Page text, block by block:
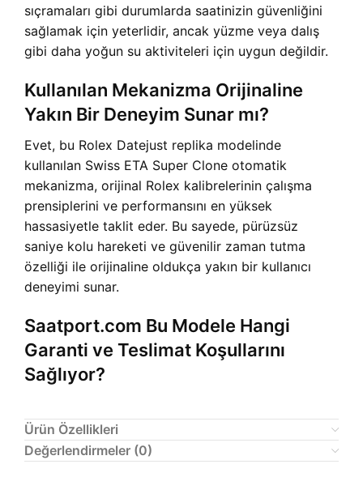
sıçramaları gibi durumlarda saatinizin güvenliğini
sağlamak için yeterlidir, ancak yüzme veya dalış
gibi daha yoğun su aktiviteleri için uygun değildir.
Kullanılan Mekanizma Orijinaline
Yakın Bir Deneyim Sunar mı?
Evet, bu Rolex Datejust replika modelinde
kullanılan Swiss ETA Super Clone otomatik
mekanizma, orijinal Rolex kalibrelerinin çalışma
prensiplerini ve performansını en yüksek
hassasiyetle taklit eder. Bu sayede, pürüzsüz
saniye kolu hareketi ve güvenilir zaman tutma
özelliği ile orijinaline oldukça yakın bir kullanıcı
deneyimi sunar.
Saatport.com Bu Modele Hangi
Garanti ve Teslimat Koşullarını
Sağlıyor?
Ürün Özellikleri
Değerlendirmeler (0)